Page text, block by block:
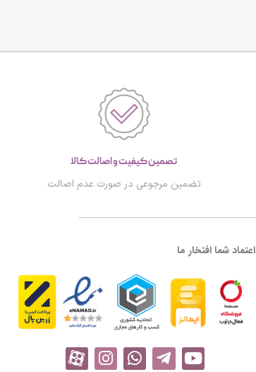
تصمین کیفیت و اصالت کالا
تضمین مرجوعی در صورت عدم اصالت
اعتماد شما افتخار ما